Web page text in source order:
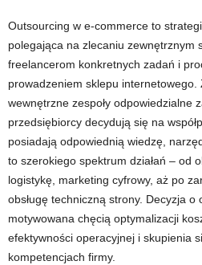
Outsourcing w e-commerce to
polegająca na zlecaniu zewnętrznym
freelancerom konkretnych zadań i
prowadzeniem sklepu internetowego.
wewnętrzne zespoły odpowiedzialne
przedsiębiorcy decydują się na
posiadają odpowiednią wiedzę,
to szerokiego spektrum działań – od
logistykę, marketing cyfrowy, aż po
obsługę techniczną strony. Decyzja
motywowana chęcią optymalizacji
efektywności operacyjnej i skupienia
kompetencjach firmy.